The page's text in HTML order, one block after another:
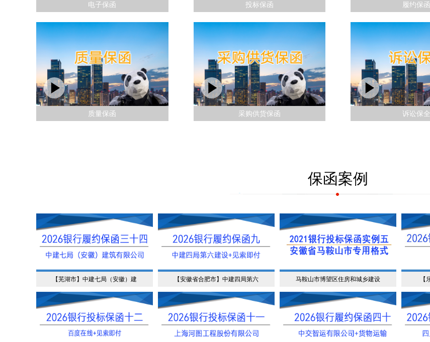
电子保函 投标保函 履约保函
质量保函 采购供货保函 诉讼保全
保函案例
【芜湖市】中建七局（安徽）建 【安徽省合肥市】中建四局第六 马鞍山市博望区住房和城乡建设